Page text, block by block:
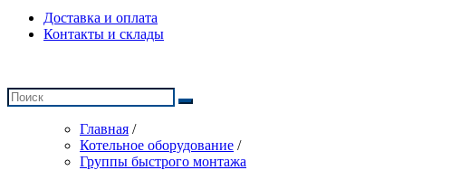
Доставка и оплата
Контакты и склады
Главная /
Котельное оборудование /
Группы быстрого монтажа